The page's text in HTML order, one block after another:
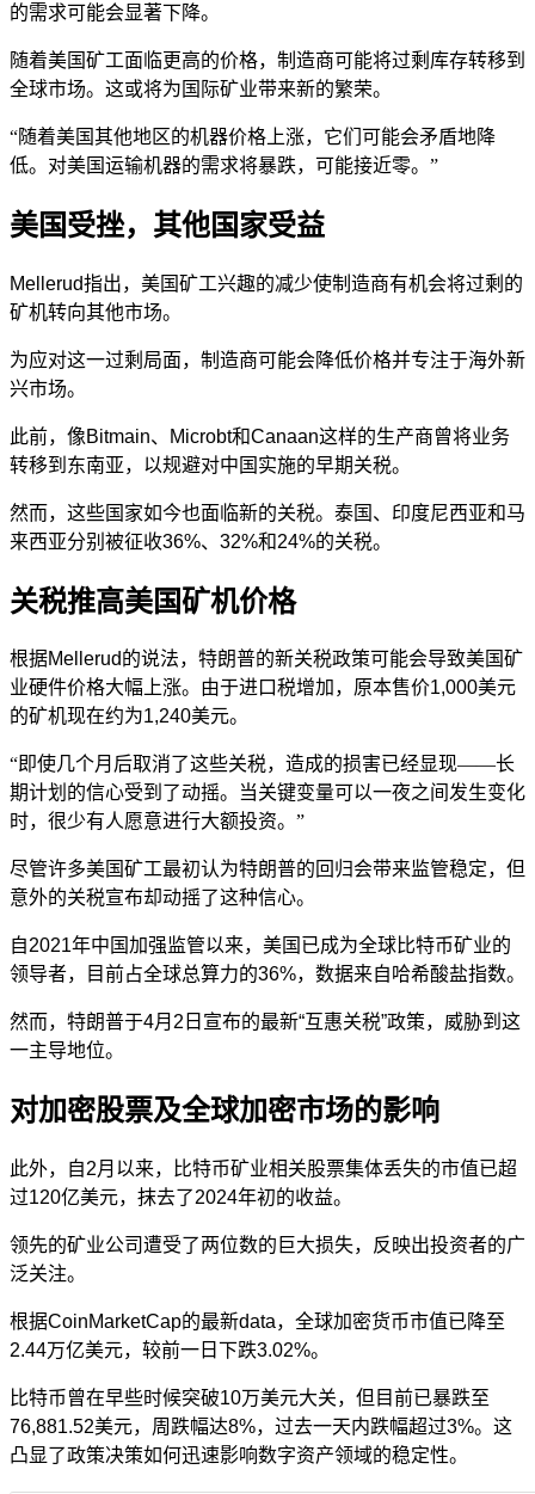
的需求可能会显著下降。
随着美国矿工面临更高的价格，制造商可能将过剩库存转移到
全球市场。这或将为国际矿业带来新的繁荣。
“随着美国其他地区的机器价格上涨，它们可能会矛盾地降
低。对美国运输机器的需求将暴跌，可能接近零。”
美国受挫，其他国家受益
Mellerud指出，美国矿工兴趣的减少使制造商有机会将过剩的
矿机转向其他市场。
为应对这一过剩局面，制造商可能会降低价格并专注于海外新
兴市场。
此前，像Bitmain、Microbt和Canaan这样的生产商曾将业务
转移到东南亚，以规避对中国实施的早期关税。
然而，这些国家如今也面临新的关税。泰国、印度尼西亚和马
来西亚分别被征收36%、32%和24%的关税。
关税推高美国矿机价格
根据Mellerud的说法，特朗普的新关税政策可能会导致美国矿
业硬件价格大幅上涨。由于进口税增加，原本售价1,000美元
的矿机现在约为1,240美元。
“即使几个月后取消了这些关税，造成的损害已经显现——长
期计划的信心受到了动摇。当关键变量可以一夜之间发生变化
时，很少有人愿意进行大额投资。”
尽管许多美国矿工最初认为特朗普的回归会带来监管稳定，但
意外的关税宣布却动摇了这种信心。
自2021年中国加强监管以来，美国已成为全球比特币矿业的
领导者，目前占全球总算力的36%，数据来自哈希酸盐指数。
然而，特朗普于4月2日宣布的最新“互惠关税”政策，威胁到这
一主导地位。
对加密股票及全球加密市场的影响
此外，自2月以来，比特币矿业相关股票集体丢失的市值已超
过120亿美元，抹去了2024年初的收益。
领先的矿业公司遭受了两位数的巨大损失，反映出投资者的广
泛关注。
根据CoinMarketCap的最新data，全球加密货币市值已降至
2.44万亿美元，较前一日下跌3.02%。
比特币曾在早些时候突破10万美元大关，但目前已暴跌至
76,881.52美元，周跌幅达8%，过去一天内跌幅超过3%。这
凸显了政策决策如何迅速影响数字资产领域的稳定性。